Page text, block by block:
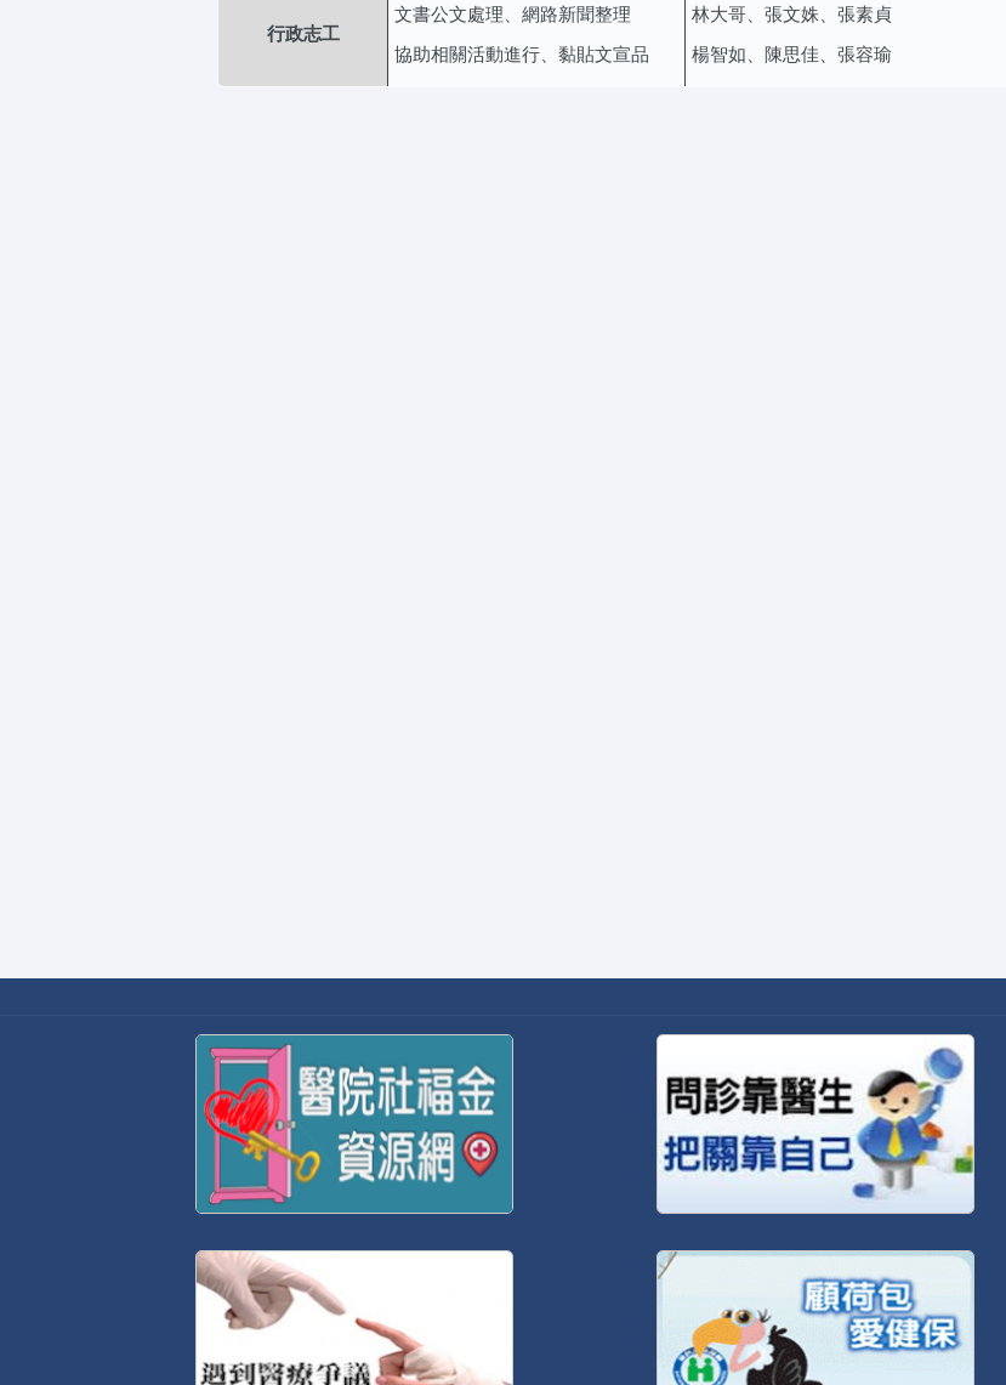
行政志工
文書公文處理、網路新聞整理
協助相關活動進行、黏貼文宣品
林大哥、張文姝、張素貞
楊智如、陳思佳、張容瑜